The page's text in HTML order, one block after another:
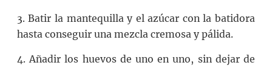
3. Batir la mantequilla y el azúcar con la batidora
hasta conseguir una mezcla cremosa y pálida.
4. Añadir los huevos de uno en uno, sin dejar de